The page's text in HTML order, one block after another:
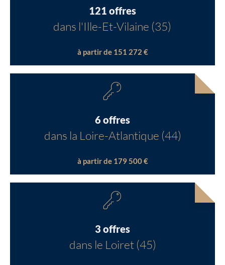
121 offres
dans l'Ille-Et-Vilaine (35)
à partir de 151 272 €
6 offres
dans la Loire-Atlantique (44)
à partir de 179 500 €
3 offres
dans le Loiret (45)